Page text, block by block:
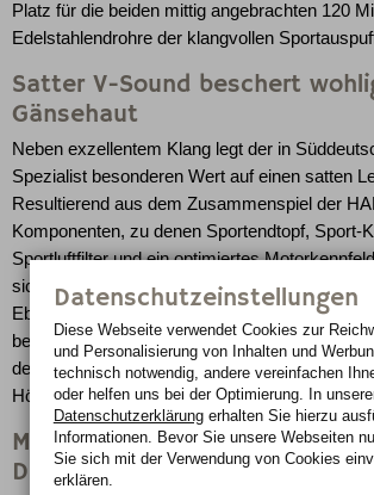
Platz für die beiden mittig angebrachten 120
Edelstahlendrohre der klangvollen
Satter V-Sound beschert
Gänsehaut
Neben exzellentem Klang legt der in
Spezialist besonderen Wert auf einen satten
Resultierend aus dem Zusammenspiel der
Komponenten, zu denen Sportendtopf, Sport-
Sportluftfilter und ein optimiertes
sich ein Kraftzuwachs auf 550 PS / 405 kW bei
Ebenfalls steigert sich das Drehmoment auf
bei 2.300 - 4.600 U/min. Der modifizierte
den Spurt von null bis 100 km/h auf 4,6
Höchstgeschwindigkeit bis 300 km/h.
MOV´IT CERAMIC-Sportbremse
Designräder im XXL-Format
Datenschutzeinstellungen
Diese Webseite verwendet Cookies zur
und Personalisierung von Inhalten und
technisch notwendig, andere vereinfachen
oder helfen uns bei der Optimierung. In
Datenschutzerklärungerhalten Sie hierzu
Informationen. Bevor Sie unsere Webseiten
Sie sich mit der Verwendung von Cookies
erklären.